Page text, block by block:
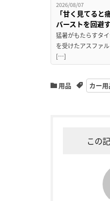
2026/08/07
「甘く見てる
バーストを回避
猛暑がもたらすタ
を受けたアスファ
[…]
用品 カー用
この